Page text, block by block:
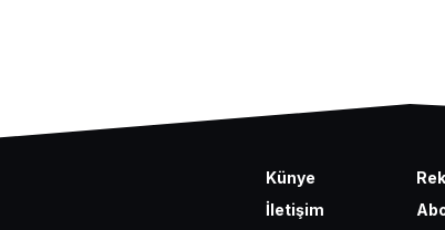
Künye
İletişim